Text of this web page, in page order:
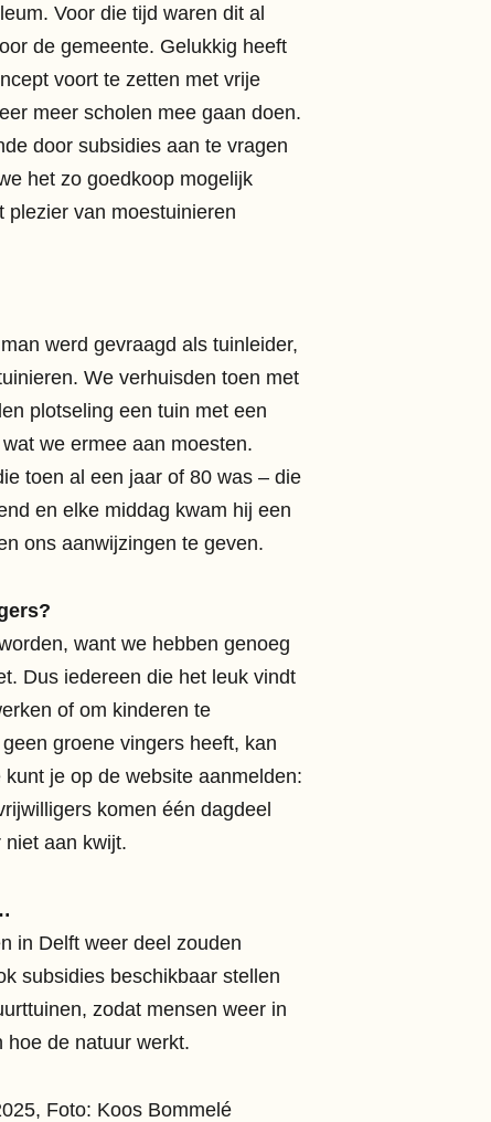
Voor die tijd waren dit al
de gemeente. Gelukkig heeft
voort te zetten met vrije
meer scholen mee gaan doen.
door subsidies aan te vragen
het zo goedkoop mogelijk
plezier van moestuinieren
werd gevraagd als tuinleider,
We verhuisden toen met
plotseling een tuin met een
we ermee aan moesten.
toen al een jaar of 80 was – die
en elke middag kwam hij een
ons aanwijzingen te geven.
want we hebben genoeg
Dus iedereen die het leuk vindt
of om kinderen te
groene vingers heeft, kan
je op de website aanmelden:
komen één dagdeel
aan kwijt.
in Delft weer deel zouden
subsidies beschikbaar stellen
zodat mensen weer in
hoe de natuur werkt.
Foto: Koos Bommelé